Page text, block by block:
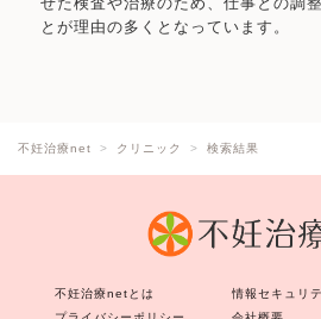
せた検査や治療のため、仕事との調
とが理由の多くとなっています。
不妊治療net クリニック 検索結果
不妊治療netとは
情報セキュリ